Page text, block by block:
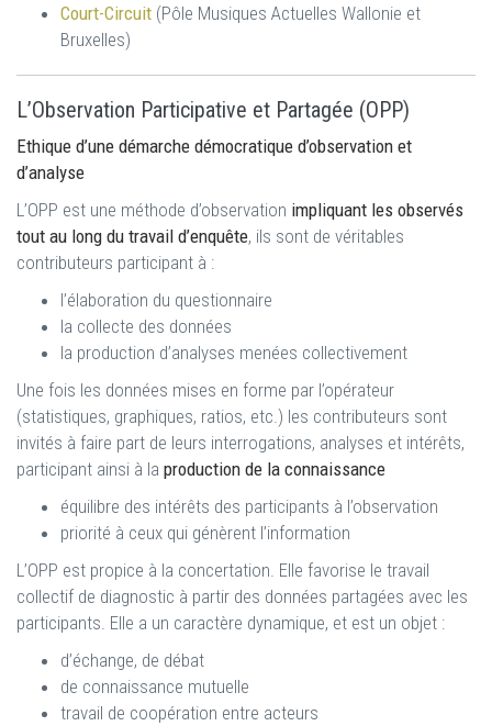
Court-Circuit (Pôle Musiques Actuelles Wallonie et
Bruxelles)
L’Observation Participative et Partagée (OPP)
Ethique d’une démarche démocratique d’observation et
d’analyse
L’OPP est une méthode d’observation impliquant les observés
tout au long du travail d’enquête, ils sont de véritables
contributeurs participant à :
l’élaboration du questionnaire
la collecte des données
la production d’analyses menées collectivement
Une fois les données mises en forme par l’opérateur
(statistiques, graphiques, ratios, etc.) les contributeurs sont
invités à faire part de leurs interrogations, analyses et intérêts,
participant ainsi à la production de la connaissance
équilibre des intérêts des participants à l’observation
priorité à ceux qui génèrent l’information
L’OPP est propice à la concertation. Elle favorise le travail
collectif de diagnostic à partir des données partagées avec les
participants. Elle a un caractère dynamique, et est un objet :
d’échange, de débat
de connaissance mutuelle
travail de coopération entre acteurs